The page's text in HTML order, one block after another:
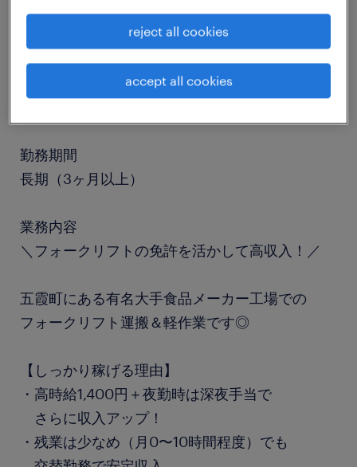
勤務期間
長期（3ヶ月以上）
業務内容
＼フォークリフトの免許を活かして高収入！／
五霞町にある有名大手食品メーカー工場での
フォークリフト運搬＆軽作業です◎
【しっかり稼げる理由】
・高時給1,400円＋夜勤時は深夜手当で
さらに収入アップ！
・残業は少なめ（月0〜10時間程度）でも
reject all cookies
accept all cookies